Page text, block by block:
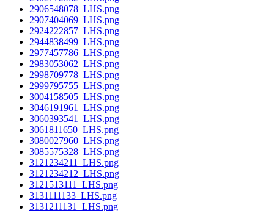
2906548078_LHS.png
2907404069_LHS.png
2924222857_LHS.png
2944838499_LHS.png
2977457786_LHS.png
2983053062_LHS.png
2998709778_LHS.png
2999795755_LHS.png
3004158505_LHS.png
3046191961_LHS.png
3060393541_LHS.png
3061811650_LHS.png
3080027960_LHS.png
3085575328_LHS.png
3121234211_LHS.png
3121234212_LHS.png
3121513111_LHS.png
3131111133_LHS.png
3131211131_LHS.png